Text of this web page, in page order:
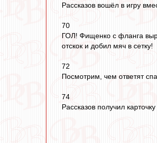
Рассказов вошёл в игру
70
ГОЛ! Фищенко с фланга
отскок и добил мяч в сетку!
72
Посмотрим, чем ответят
74
Рассказов получил